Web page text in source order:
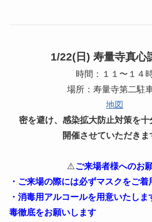
1/22(日) 寿量寺真心
時間：１１〜１４
場所：寿量寺第二駐
地図
密を避け、感染拡大防止対策を
開催させていただきま
⚠️ご来場者様へのお
・ご来場の際には必ずマスクをご着
・消毒用アルコールを用意いたし
毒徹底をお願いします